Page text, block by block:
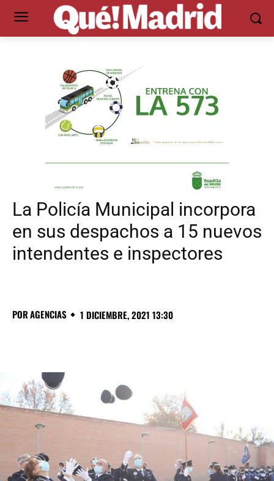
La Policía Municipal incorpora
en sus despachos a 15 nuevos
intendentes e inspectores
PORAGENCIAS 1 DICIEMBRE, 2021 13:30